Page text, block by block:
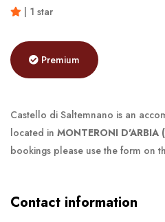
| 1 star
Premium
Castello di Saltemnano is an
located in MONTERONI D'ARBIA
bookings please use the form on
Contact information